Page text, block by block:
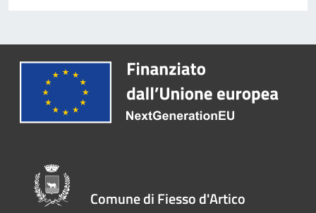
Comune di Fiesso d'Artico